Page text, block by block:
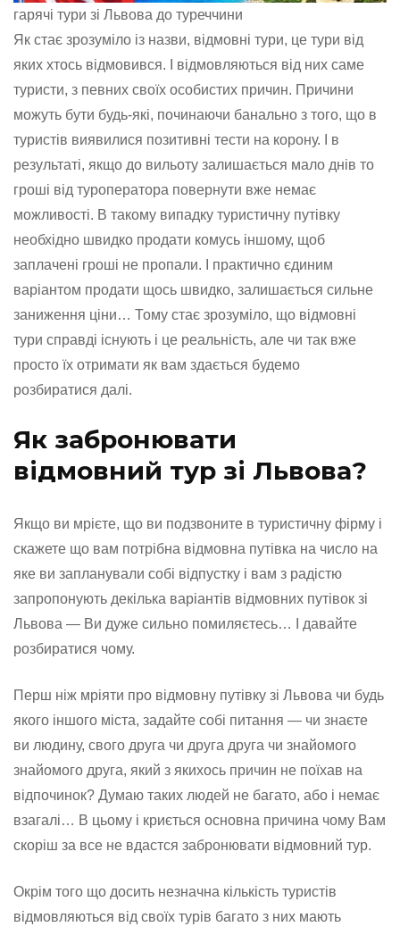
гарячі тури зі Львова до туреччини
Як стає зрозуміло із назви, відмовні тури, це тури від
яких хтось відмовився. І відмовляються від них саме
туристи, з певних своїх особистих причин. Причини
можуть бути будь-які, починаючи банально з того, що в
туристів виявилися позитивні тести на корону. І в
результаті, якщо до вильоту залишається мало днів то
гроші від туроператора повернути вже немає
можливості. В такому випадку туристичну путівку
необхідно швидко продати комусь іншому, щоб
заплачені гроші не пропали. І практично єдиним
варіантом продати щось швидко, залишається сильне
заниження ціни… Тому стає зрозуміло, що відмовні
тури справді існують і це реальність, але чи так вже
просто їх отримати як вам здається будемо
розбиратися далі.
Як забронювати
відмовний тур зі Львова?
Якщо ви мрієте, що ви подзвоните в туристичну фірму і
скажете що вам потрібна відмовна путівка на число на
яке ви запланували собі відпустку і вам з радістю
запропонують декілька варіантів відмовних путівок зі
Львова — Ви дуже сильно помиляєтесь… І давайте
розбиратися чому.
Перш ніж мріяти про відмовну путівку зі Львова чи будь
якого іншого міста, задайте собі питання — чи знаєте
ви людину, свого друга чи друга друга чи знайомого
знайомого друга, який з якихось причин не поїхав на
відпочинок? Думаю таких людей не багато, або і немає
взагалі… В цьому і криється основна причина чому Вам
скоріш за все не вдастся забронювати відмовний тур.
Окрім того що досить незначна кількість туристів
відмовляються від своїх турів багато з них мають